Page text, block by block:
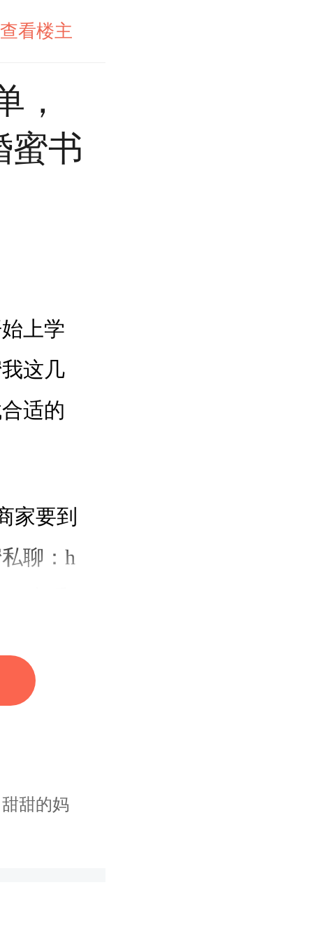
查看楼主
，
蜜书
上学
这几
适的
家要到
聊：h
享受
要的
甜甜的妈